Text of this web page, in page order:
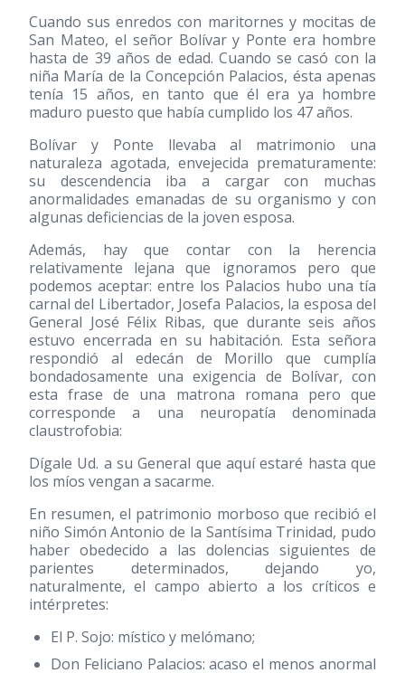
Cuando sus enredos con maritornes y mocitas de
San Mateo, el señor Bolívar y Ponte era hombre
hasta de 39 años de edad. Cuando se casó con la
niña María de la Concepción Palacios, ésta apenas
tenía 15 años, en tanto que él era ya hombre
maduro puesto que había cumplido los 47 años.
Bolívar y Ponte llevaba al matrimonio una
naturaleza agotada, envejecida prematuramente:
su descendencia iba a cargar con muchas
anormalidades emanadas de su organismo y con
algunas deficiencias de la joven esposa.
Además, hay que contar con la herencia
relativamente lejana que ignoramos pero que
podemos aceptar: entre los Palacios hubo una tía
carnal del Libertador, Josefa Palacios, la esposa del
General José Félix Ribas, que durante seis años
estuvo encerrada en su habitación. Esta señora
respondió al edecán de Morillo que cumplía
bondadosamente una exigencia de Bolívar, con
esta frase de una matrona romana pero que
corresponde a una neuropatía denominada
claustrofobia:
Dígale Ud. a su General que aquí estaré hasta que
los míos vengan a sacarme.
En resumen, el patrimonio morboso que recibió el
niño Simón Antonio de la Santísima Trinidad, pudo
haber obedecido a las dolencias siguientes de
parientes determinados, dejando yo,
naturalmente, el campo abierto a los críticos e
intérpretes:
El P. Sojo: místico y melómano;
Don Feliciano Palacios: acaso el menos anormal